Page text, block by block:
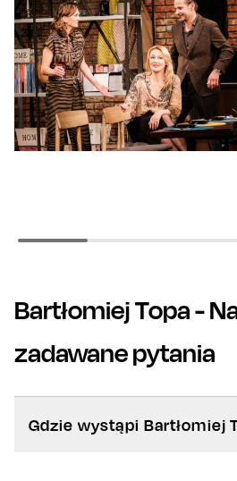
Bartłomiej Topa-
zadawane pytania
Gdzie wystąpi Bartłomiej